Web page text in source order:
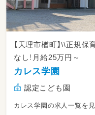
【天理市楢町】\\正規
なし！月給25万円～
カレス学園
認定こども園
カレス学園の求人一覧を